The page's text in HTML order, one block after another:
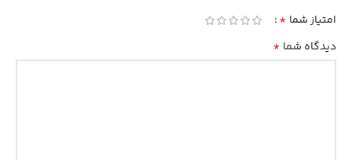
امتیاز شما *
دیدگاه شما *